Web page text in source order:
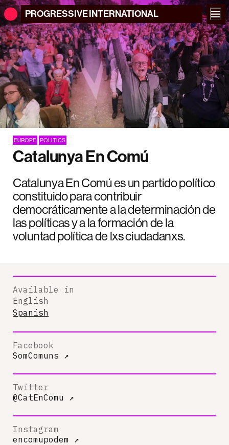
PROGRESSIVEINTERNATIONAL
EUROPE POLITICS
Catalunya En Comú
Catalunya En Comú es un partido político
constituido para contribuir
democráticamente a la determinación de
las políticas y a la formación de la
voluntad política de lxs ciudadanxs.
Available in
English
Spanish
Facebook
SomComuns ↗
Twitter
@CatEnComu ↗
Instagram
encomupodem ↗